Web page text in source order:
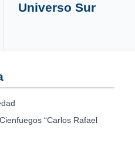
Universo Sur
“Carlos Rafael